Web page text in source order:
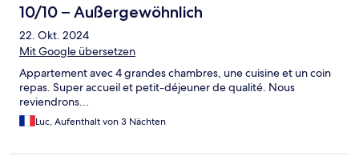
10/10 – Außergewöhnlich
22. Okt. 2024
Mit Google übersetzen
Appartement avec 4 grandes chambres, une cuisine et un coin
repas. Super accueil et petit-déjeuner de qualité. Nous
reviendrons...
Luc, Aufenthalt von 3 Nächten